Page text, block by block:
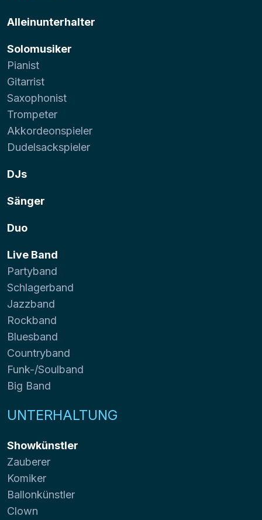
Alleinunterhalter
Solomusiker
Pianist
Gitarrist
Saxophonist
Trompeter
Akkordeonspieler
Dudelsackspieler
DJs
Sänger
Duo
Live Band
Partyband
Schlagerband
Jazzband
Rockband
Bluesband
Countryband
Funk-/Soulband
Big Band
UNTERHALTUNG
Showkünstler
Zauberer
Komiker
Ballonkünstler
Clown